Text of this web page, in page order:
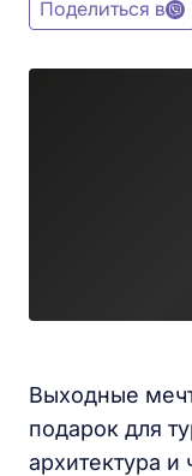
Поделиться в
Выходные
подарок для
архитектура и